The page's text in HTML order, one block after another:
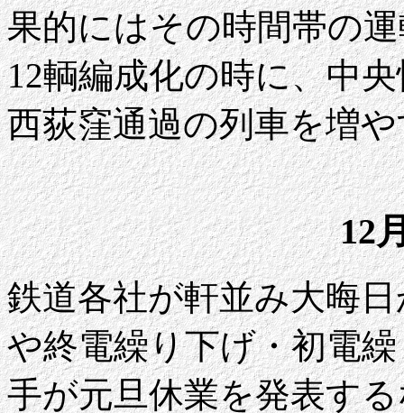
果的にはその時間帯の
12輌編成化の時に、中
西荻窪通過の列車を増
12
鉄道各社が軒並み大晦
や終電繰り下げ・初電
手が元旦休業を発表す